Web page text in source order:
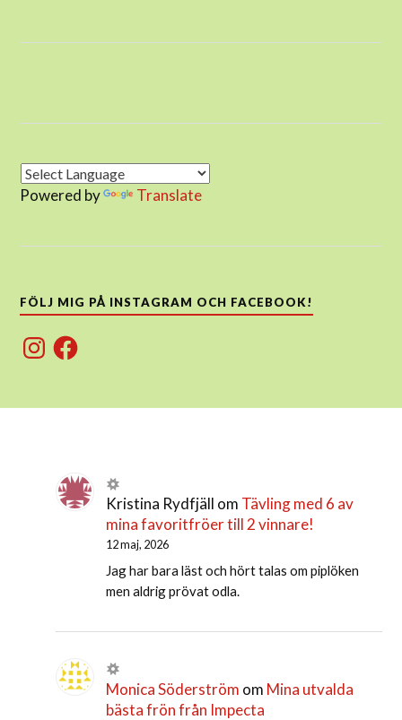
Powered by Translate
FÖLJ MIG PÅ INSTAGRAM OCH FACEBOOK!
InstagramFacebook
Kristina Rydfjäll om Tävling med 6 av
mina favoritfröer till 2 vinnare!
12 maj, 2026
Jag har bara läst och hört talas om piplöken
men aldrig prövat odla.
Monica Söderström om Mina utvalda
bästa frön från Impecta